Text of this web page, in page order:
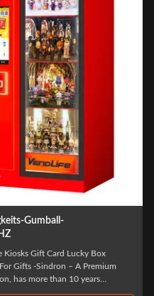
Gumball-
Kiosks Gift Card Lucky Box
Gifts -Sindron – A Premium
has more than 10 years